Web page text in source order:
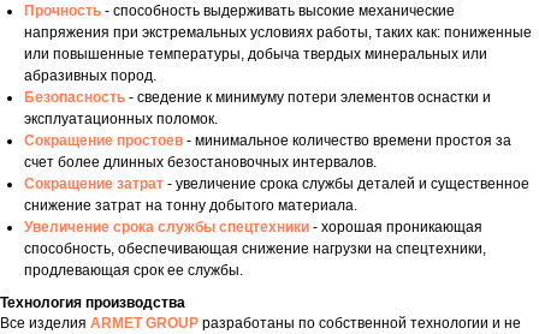
Прочность - способность выдерживать высокие механические
напряжения при экстремальных условиях работы, таких как: пониженные
или повышенные температуры, добыча твердых минеральных или
абразивных пород.
Безопасность - сведение к минимуму потери элементов оснастки и
эксплуатационных поломок.
Сокращение простоев - минимальное количество времени простоя за
счет более длинных безостановочных интервалов.
Сокращение затрат - увеличение срока службы деталей и существенное
снижение затрат на тонну добытого материала.
Увеличение срока службы спецтехники - хорошая проникающая
способность, обеспечивающая снижение нагрузки на спецтехники,
продлевающая срок ее службы.
Технология производства
Все изделия ARMET GROUP разработаны по собственной технологии и не